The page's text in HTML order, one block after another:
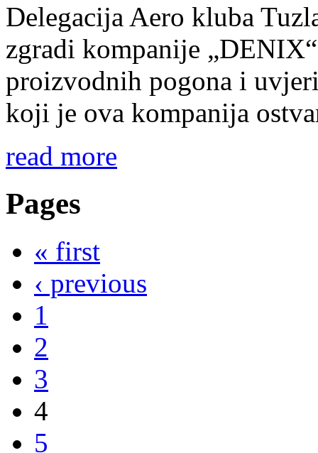
Delegacija Aero kluba
zgradi kompanije
proizvodnih pogona i
koji je ova kompanija
read more
Pages
« first
‹ previous
1
2
3
4
5